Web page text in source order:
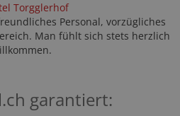
Torgglerhof
Personal, vorzügliches
Man fühlt sich stets herzlich
garantiert: